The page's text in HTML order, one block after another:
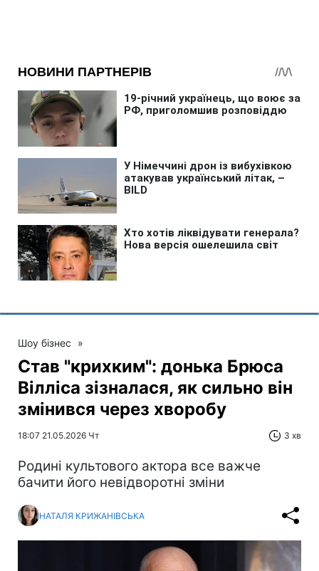
Шоу бізнес »
Став "крихким": донька Брюса
Вілліса зізналася, як сильно він
змінився через хворобу
18:07 21.05.2026 Чт 3 хв
Родині культового актора все важче
бачити його невідворотні зміни
НАТАЛЯ КРИЖАНІВСЬКА